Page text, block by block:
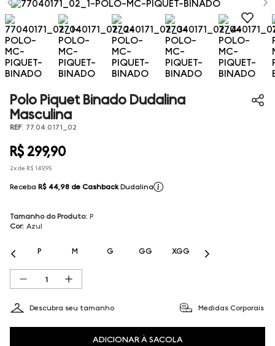
Polo Piquet Binado Dudalina
Masculina
REF: 77.04.0171_02
R$ 299,90
2x de R$ 149,95
Receba R$ 44,98 de Cashback Dudalina
Tamanho do Produto: P
Cor: Azul
P M G GG XGG
Descubra seu tamanho Medidas Corporais
ADICIONAR À SACOLA